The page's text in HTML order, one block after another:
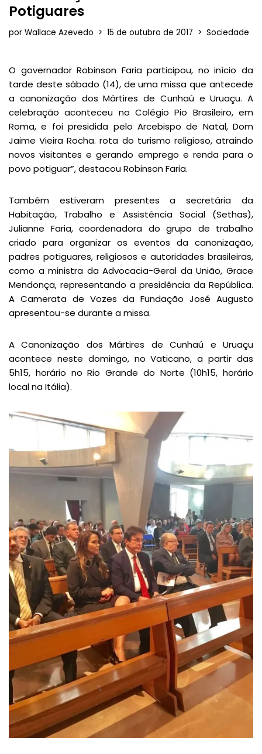
Potiguares
por Wallace Azevedo 15 de outubro de 2017 Sociedade
O governador Robinson Faria participou, no início da
tarde deste sábado (14), de uma missa que antecede
a canonização dos Mártires de Cunhaú e Uruaçu. A
celebração aconteceu no Colégio Pio Brasileiro, em
Roma, e foi presidida pelo Arcebispo de Natal, Dom
Jaime Vieira Rocha. rota do turismo religioso, atraindo
novos visitantes e gerando emprego e renda para o
povo potiguar”, destacou Robinson Faria.
Também estiveram presentes a secretária da
Habitação, Trabalho e Assistência Social (Sethas),
Julianne Faria, coordenadora do grupo de trabalho
criado para organizar os eventos da canonização,
padres potiguares, religiosos e autoridades brasileiras,
como a ministra da Advocacia-Geral da União, Grace
Mendonça, representando a presidência da República.
A Camerata de Vozes da Fundação José Augusto
apresentou-se durante a missa.
A Canonização dos Mártires de Cunhaú e Uruaçu
acontece neste domingo, no Vaticano, a partir das
5h15, horário no Rio Grande do Norte (10h15, horário
local na Itália).